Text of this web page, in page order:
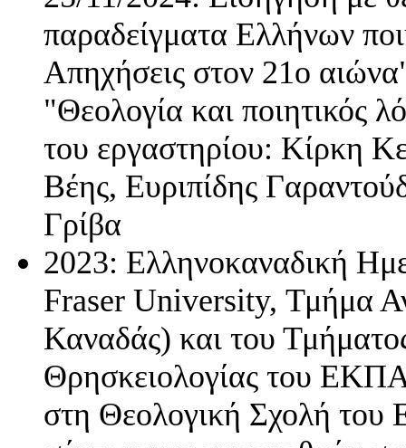
παραδείγματα Ελλήνων
Απηχήσεις στον 21ο
"Θεολογία και ποιητικός
του εργαστηρίου: Κίρκη
Βέης, Ευριπίδης
Γρίβα
2023: Ελληνοκαναδική
Fraser University, Τμήμα
Καναδάς) και του
Θρησκειολογίας του
στη Θεολογική Σχολή